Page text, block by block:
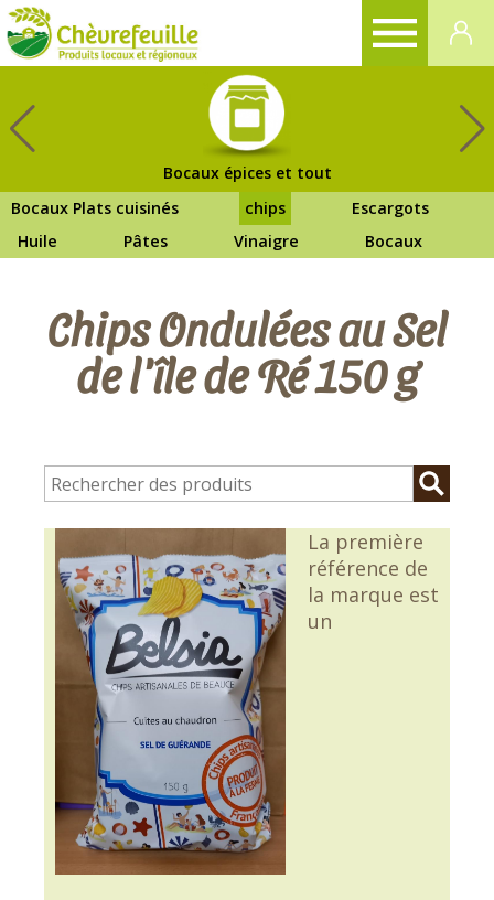
Bocaux épices et tout
Bocaux Plats cuisinés
chips
Escargots
Huile
Pâtes Vinaigre Bocaux
Chips Ondulées au Sel
de l'île de Ré 150 g
La première
référence de
la marque est
un